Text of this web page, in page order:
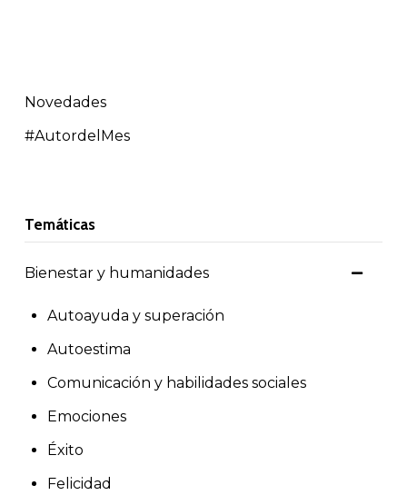
Novedades
#AutordelMes
Temáticas
Bienestar y humanidades
Autoayuda y superación
Autoestima
Comunicación y habilidades sociales
Emociones
Éxito
Felicidad